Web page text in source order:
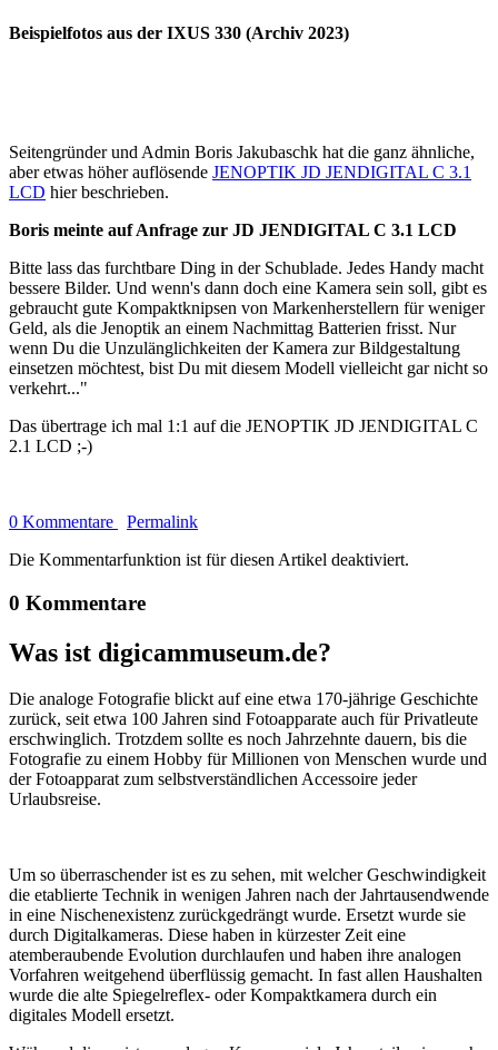
Beispielfotos aus der IXUS 330 (Archiv 2023)
Seitengründer und Admin Boris Jakubaschk hat die ganz ähnliche,
aber etwas höher auflösende JENOPTIK JD JENDIGITAL C 3.1
LCD hier beschrieben.
Boris meinte auf Anfrage zur JD JENDIGITAL C 3.1 LCD
Bitte lass das furchtbare Ding in der Schublade. Jedes Handy macht
bessere Bilder. Und wenn's dann doch eine Kamera sein soll, gibt es
gebraucht gute Kompaktknipsen von Markenherstellern für weniger
Geld, als die Jenoptik an einem Nachmittag Batterien frisst. Nur
wenn Du die Unzulänglichkeiten der Kamera zur Bildgestaltung
einsetzen möchtest, bist Du mit diesem Modell vielleicht gar nicht so
verkehrt..."
Das übertrage ich mal 1:1 auf die JENOPTIK JD JENDIGITAL C
2.1 LCD ;-)
0 Kommentare
Permalink
Die Kommentarfunktion ist für diesen Artikel deaktiviert.
0 Kommentare
Was ist digicammuseum.de?
Die analoge Fotografie blickt auf eine etwa 170-jährige Geschichte
zurück, seit etwa 100 Jahren sind Fotoapparate auch für Privatleute
erschwinglich. Trotzdem sollte es noch Jahrzehnte dauern, bis die
Fotografie zu einem Hobby für Millionen von Menschen wurde und
der Fotoapparat zum selbstverständlichen Accessoire jeder
Urlaubsreise.
Um so überraschender ist es zu sehen, mit welcher Geschwindigkeit
die etablierte Technik in wenigen Jahren nach der Jahrtausendwende
in eine Nischenexistenz zurückgedrängt wurde. Ersetzt wurde sie
durch Digitalkameras. Diese haben in kürzester Zeit eine
atemberaubende Evolution durchlaufen und haben ihre analogen
Vorfahren weitgehend überflüssig gemacht. In fast allen Haushalten
wurde die alte Spiegelreflex- oder Kompaktkamera durch ein
digitales Modell ersetzt.